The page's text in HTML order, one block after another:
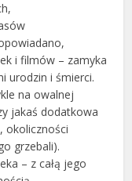
i filmów – zamyka
urodzin i śmierci.
na owalnej
jakaś dodatkowa
okoliczności
grzebali).
– z całą jego